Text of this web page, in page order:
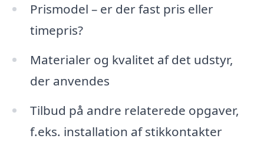
Prismodel – er der fast pris eller
timepris?
Materialer og kvalitet af det udstyr,
der anvendes
Tilbud på andre relaterede opgaver,
f.eks. installation af stikkontakter